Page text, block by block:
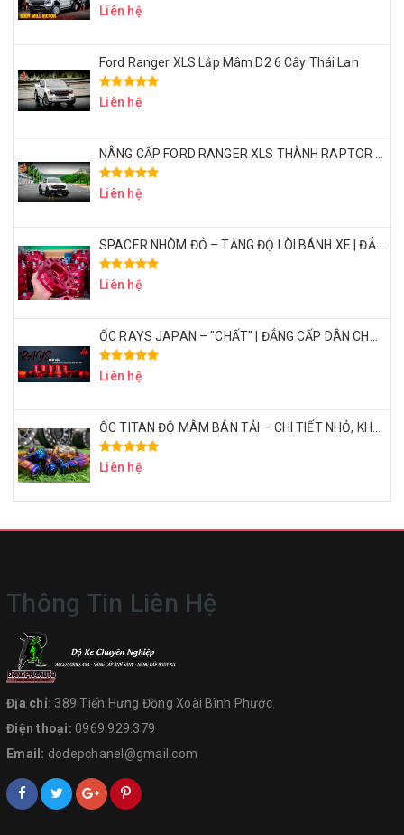
Liên hệ
Ford Ranger XLS Lắp Mâm D2 6 Cây Thái Lan
Liên hệ
Liên hệ
SPACER NHÔM ĐỎ – TĂNG ĐỘ LÒI BÁNH XE | ĐẲNG CẤP DÂN CHƠI BÁN TẢI
Liên hệ
Liên hệ
Liên hệ
Thông Tin Liên Hệ
Địa chỉ: 389 Tiến Hưng Đồng Xoài Bình Phước
Điện thoại: 0969.929.379
Email: dodepchanel@gmail.com